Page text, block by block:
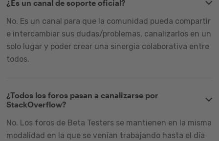
¿Es un canal de soporte oficial?
No. Es un canal para que la comunidad pueda compartir
e intercambiar sus dudas/problemas, canalizarlos en un
solo lugar y poder crear una sinergia colaborativa entre
todos.
¿Todos los foros pasan a canalizarse por
StackOverflow?
No. Los foros de Beta Testers se mantienen en la misma
modalidad en la que se venían trabajando hasta el día